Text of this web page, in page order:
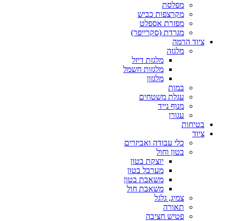
מפלסת
מקרצפות כביש
מפזרת אספלט
מגרדת (סקרייפר)
ציוד הרמה
מלגזה
מלגזת דיזל
מלגזות חשמל
מלגזון
במות
עגלת משטחים
מנוף נייד
עגורן
בטיחות
ציוד
כלי עבודה ואביזרים
בטון וחול
יוצקת בטון
מערבל בטון
משאבת בטון
משאבת חול
צמיג, גלגל
תאורה
פטיש חציבה